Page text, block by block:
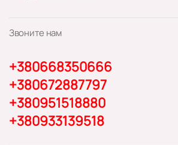
Звоните нам
+380668350666
+380672887797
+380951518880
+380933139518